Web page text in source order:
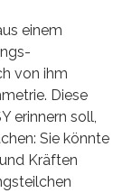
einem
von ihm
Diese
erinnern soll,
Sie könnte
Kräften